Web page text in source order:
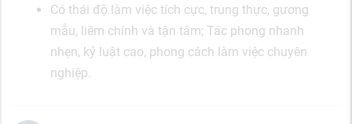
Có thái độ làm việc tích cực, trung thực, gương
mẫu, liêm chính và tận tâm; Tác phong nhanh
nhẹn, kỷ luật cao, phong cách làm việc chuyên
nghiệp.